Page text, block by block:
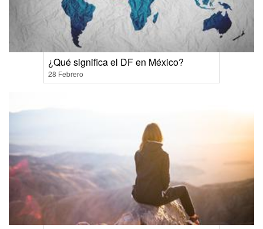
¿Qué significa el DF en México?
28 Febrero